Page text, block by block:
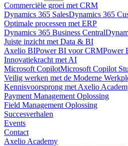
Commerciële groei met CRM
Dynamics 365 SalesDynamics 365
Optimale processen met ERP
Dynamics 365 Business Central
Juiste inzicht met Data & BI
Axelio BIPower BI voor CRMPower
Innovatiekracht met AI
Microsoft CopilotMicrosoft Copilot
Veilig werken met de Moderne
Kennisvoorsprong met Axelio
Payment Management Oplossing
Field Management Oplossing
Succesverhalen
Events
Contact
Axelio Academy